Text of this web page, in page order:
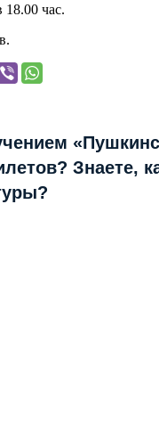
18.00 час.
Знаете,